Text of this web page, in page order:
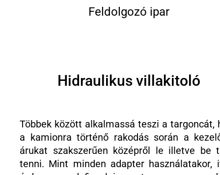
Feldolgozó ipar
Hidraulikus villakitoló
Többek között alkalmassá teszi a targoncát,
a kamionra történő rakodás során a
árukat szakszerűen középről le illetve be
tenni. Mint minden adapter használatakor,